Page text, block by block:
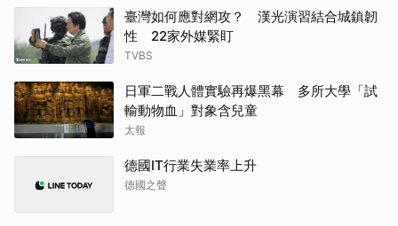
臺灣如何應對網攻？ 漢光演習結合城鎮韌
性 22家外媒緊盯
TVBS
日軍二戰人體實驗再爆黑幕 多所大學「試
輸動物血」對象含兒童
太報
德國IT行業失業率上升
德國之聲